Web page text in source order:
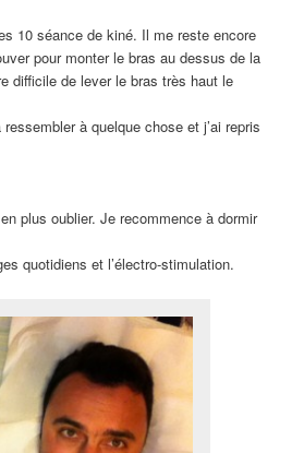
10 séance de kiné. Il me reste encore
pour monter le bras au dessus de la
difficile de lever le bras très haut le
à quelque chose et j’ai repris
plus oublier. Je recommence à dormir
quotidiens et l’électro-stimulation.